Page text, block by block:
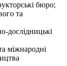
бюро;
та
дослідницькі
міжнародні